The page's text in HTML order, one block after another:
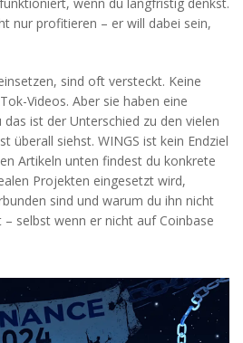
nur profitieren – er will dabei sein,
sind oft versteckt. Keine
Videos. Aber sie haben eine
ist der Unterschied zu den vielen
überall siehst. WINGS ist kein Endziel
Artikeln unten findest du konkrete
Projekten eingesetzt wird,
sind und warum du ihn nicht
selbst wenn er nicht auf Coinbase